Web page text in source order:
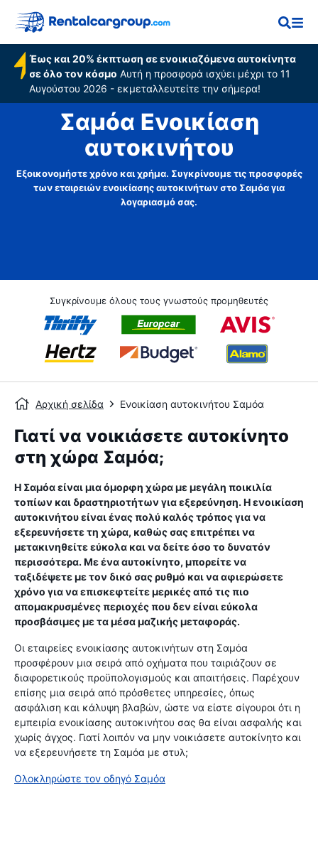
Έως και 20% έκπτωση σε ενοικιαζόμενα αυτοκίνητα
σε όλο τον κόσμο Αυτή η προσφορά ισχύει μέχρι το 11
Αυγούστου 2026 - εκμεταλλευτείτε την σήμερα!
Σαμόα Ενοικίαση
αυτοκινήτου
Εξοικονομήστε χρόνο και χρήμα. Συγκρίνουμε τις προσφορές
των εταιρειών ενοικίασης αυτοκινήτων στο Σαμόα για
λογαριασμό σας.
Συγκρίνουμε όλους τους γνωστούς προμηθευτές
Αρχική σελίδα Ενοικίαση αυτοκινήτου Σαμόα
Γιατί να νοικιάσετε αυτοκίνητο
στη χώρα Σαμόα;
Η Σαμόα είναι μια όμορφη χώρα με μεγάλη ποικιλία
τοπίων και δραστηριοτήτων για εξερεύνηση. Η ενοικίαση
αυτοκινήτου είναι ένας πολύ καλός τρόπος για να
εξερευνήσετε τη χώρα, καθώς σας επιτρέπει να
μετακινηθείτε εύκολα και να δείτε όσο το δυνατόν
περισσότερα. Με ένα αυτοκίνητο, μπορείτε να
ταξιδέψετε με τον δικό σας ρυθμό και να αφιερώσετε
χρόνο για να επισκεφτείτε μερικές από τις πιο
απομακρυσμένες περιοχές που δεν είναι εύκολα
προσβάσιμες με τα μέσα μαζικής μεταφοράς.
Οι εταιρείες ενοικίασης αυτοκινήτων στη Σαμόα
προσφέρουν μια σειρά από οχήματα που ταιριάζουν σε
διαφορετικούς προϋπολογισμούς και απαιτήσεις. Παρέχουν
επίσης μια σειρά από πρόσθετες υπηρεσίες, όπως
ασφάλιση και κάλυψη βλαβών, ώστε να είστε σίγουροι ότι η
εμπειρία ενοικίασης αυτοκινήτου σας θα είναι ασφαλής και
χωρίς άγχος. Γιατί λοιπόν να μην νοικιάσετε αυτοκίνητο και
να εξερευνήσετε τη Σαμόα με στυλ;
Ολοκληρώστε τον οδηγό Σαμόα